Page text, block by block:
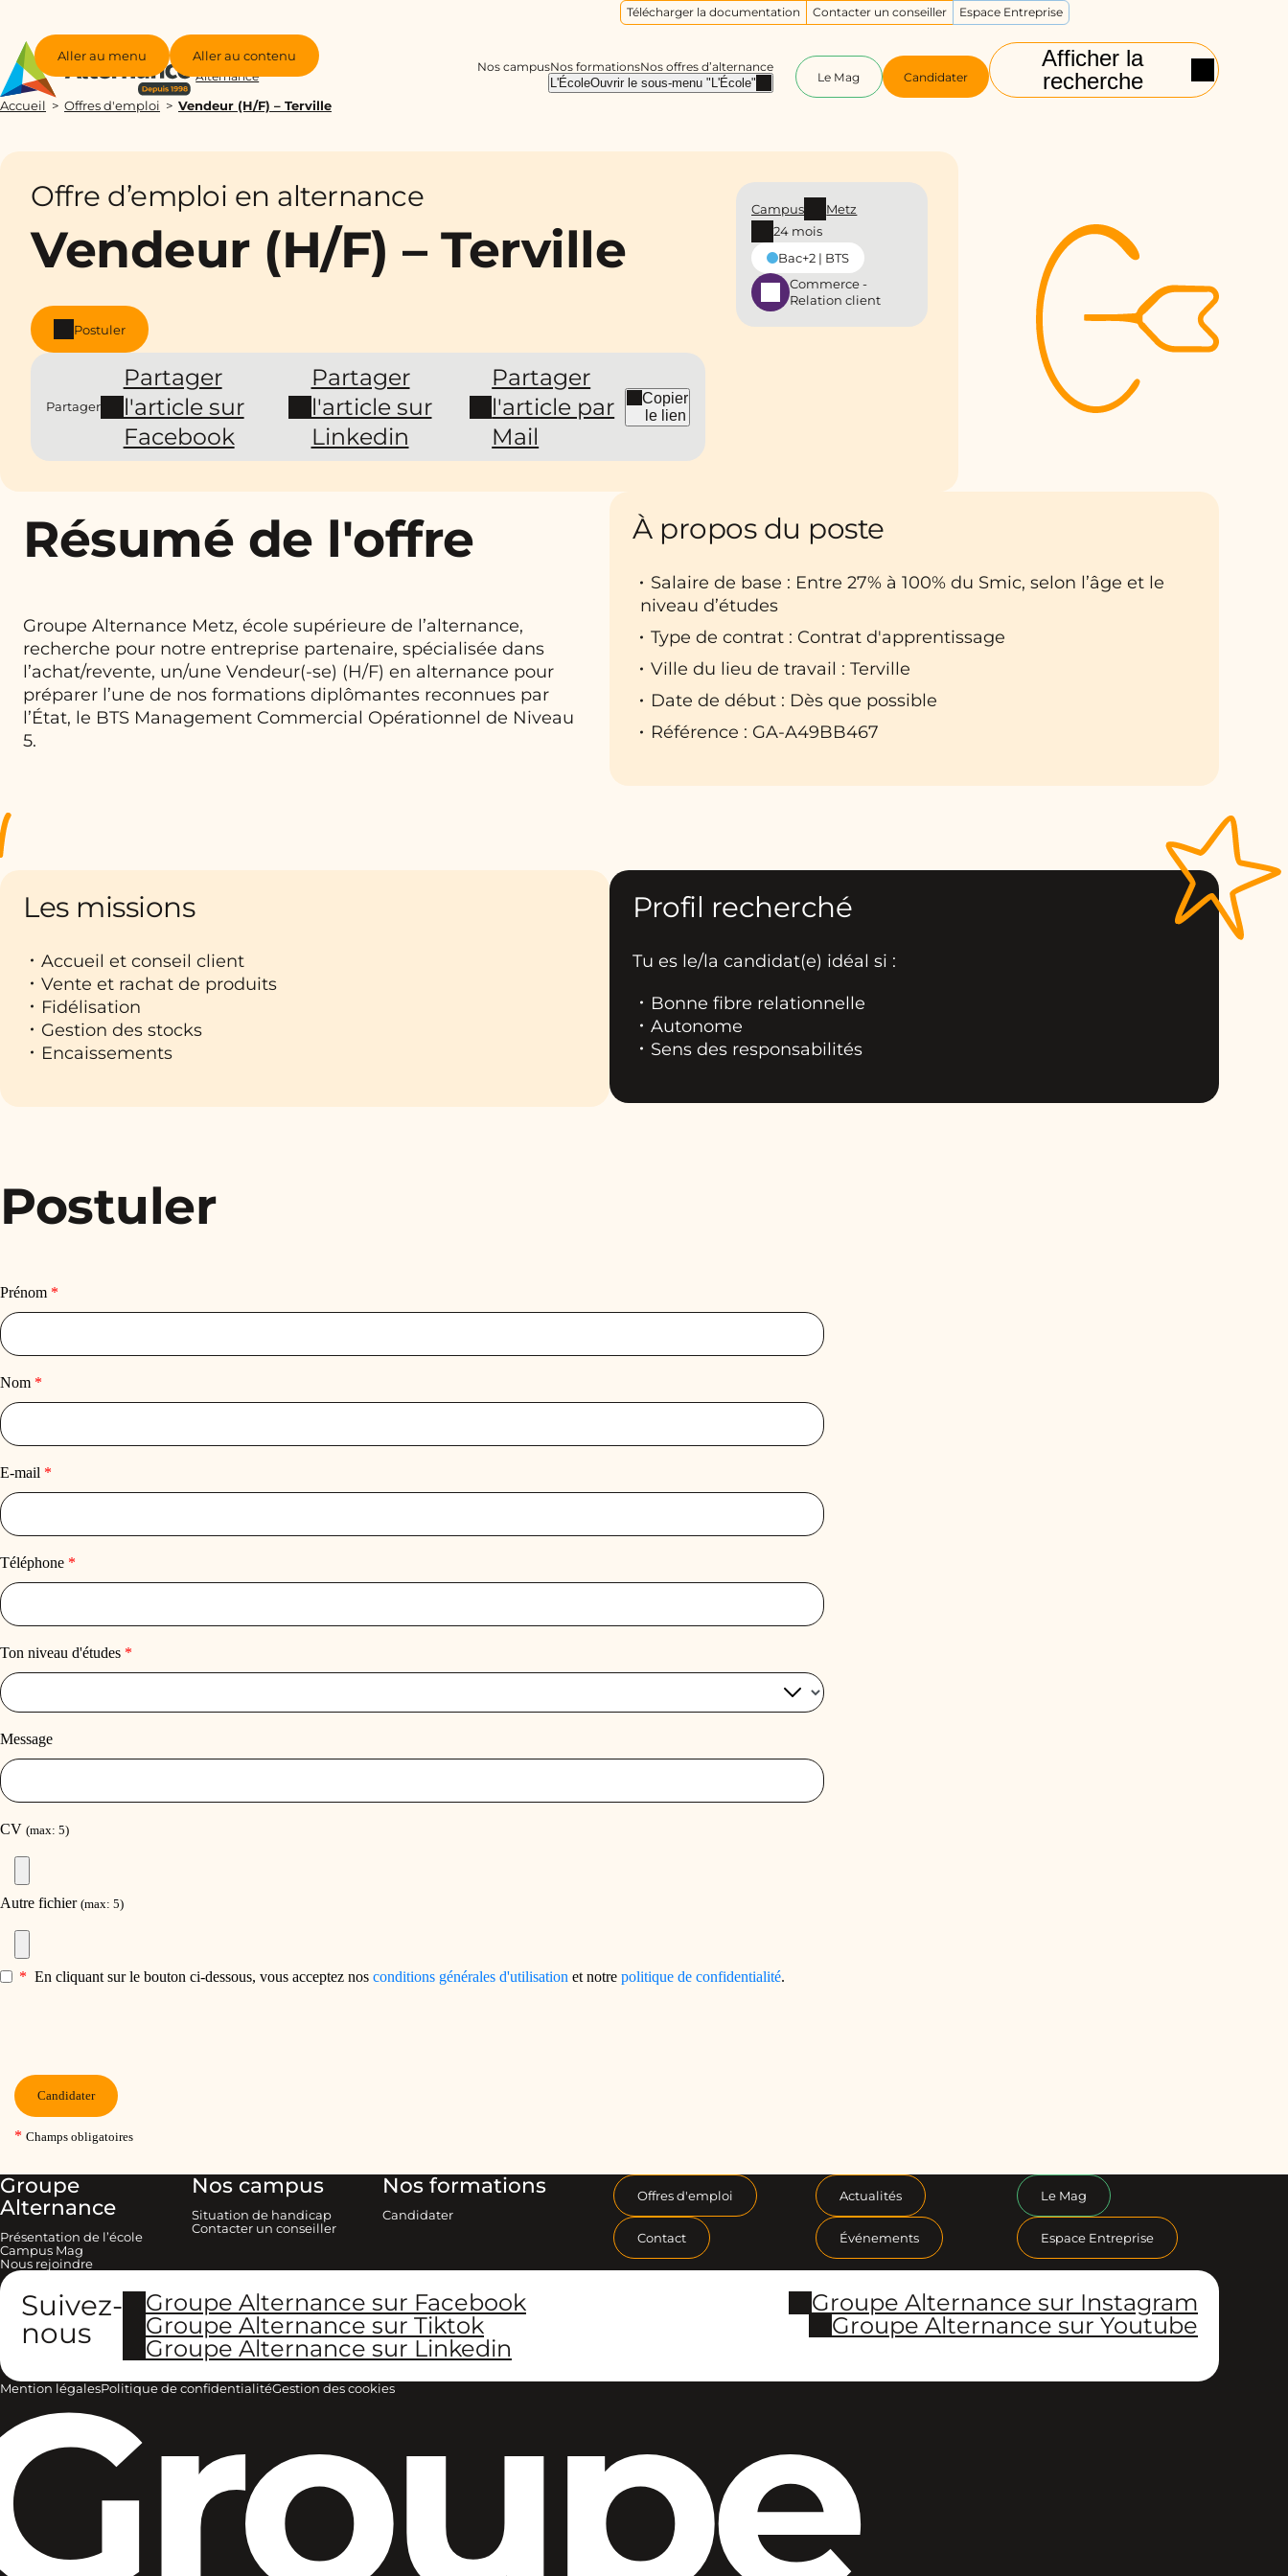
Aller au menu Aller au contenu
Groupe
Alternance
Afficher la
recherche
Nos campusNos formationsNos offres d’alternance
L'ÉcoleOuvrir le sous-menu "L'École" Le Mag Candidater
Télécharger la documentation Contacter un conseiller Espace Entreprise
Accueil Offres d'emploi Vendeur (H/F) – Terville
Offre d’emploi en alternance
Vendeur (H/F) – Terville
Postuler
Partager
Partager
l'article sur
Facebook
Partager
l'article sur
Linkedin
Partager
l'article par
Mail
Copier
le lien
Campus
Metz
24 mois
Bac+2 | BTS
Commerce -
Relation client
Résumé de l'offre
Groupe Alternance Metz, école supérieure de l’alternance,
recherche pour notre entreprise partenaire, spécialisée dans
l’achat/revente, un/une Vendeur(-se) (H/F) en alternance pour
préparer l’une de nos formations diplômantes reconnues par
l’État, le BTS Management Commercial Opérationnel de Niveau
5.
À propos du poste
Salaire de base : Entre 27% à 100% du Smic, selon l’âge et le
niveau d’études
Type de contrat : Contrat d'apprentissage
Ville du lieu de travail : Terville
Date de début : Dès que possible
Référence : GA-A49BB467
Les missions
Accueil et conseil client
Vente et rachat de produits
Fidélisation
Gestion des stocks
Encaissements
Profil recherché
Tu es le/la candidat(e) idéal si :
Bonne fibre relationnelle
Autonome
Sens des responsabilités
Postuler
Groupe
Alternance
Présentation de l’école
Campus Mag
Nous rejoindre
Nos campus
Situation de handicap
Contacter un conseiller
Nos formations
Candidater
Offres d'emploi Actualités Le Mag
Contact Événements Espace Entreprise
Suivez-
nous
Groupe Alternance sur Facebook
Groupe Alternance sur Instagram
Groupe Alternance sur Tiktok
Groupe Alternance sur Youtube
Groupe Alternance sur Linkedin
Mention légalesPolitique de confidentialitéGestion des cookies